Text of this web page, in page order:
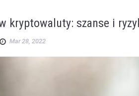
kryptowaluty: szanse i
Mar 28, 2022